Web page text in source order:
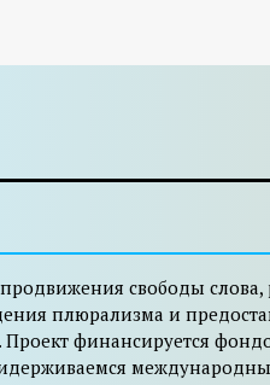
свободы слова,
плюрализма и
финансируется